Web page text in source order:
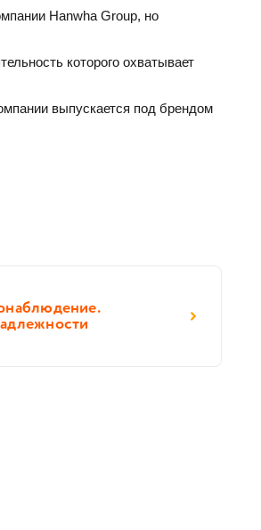
Hanwha Group, но
которого охватывает
выпускается под брендом